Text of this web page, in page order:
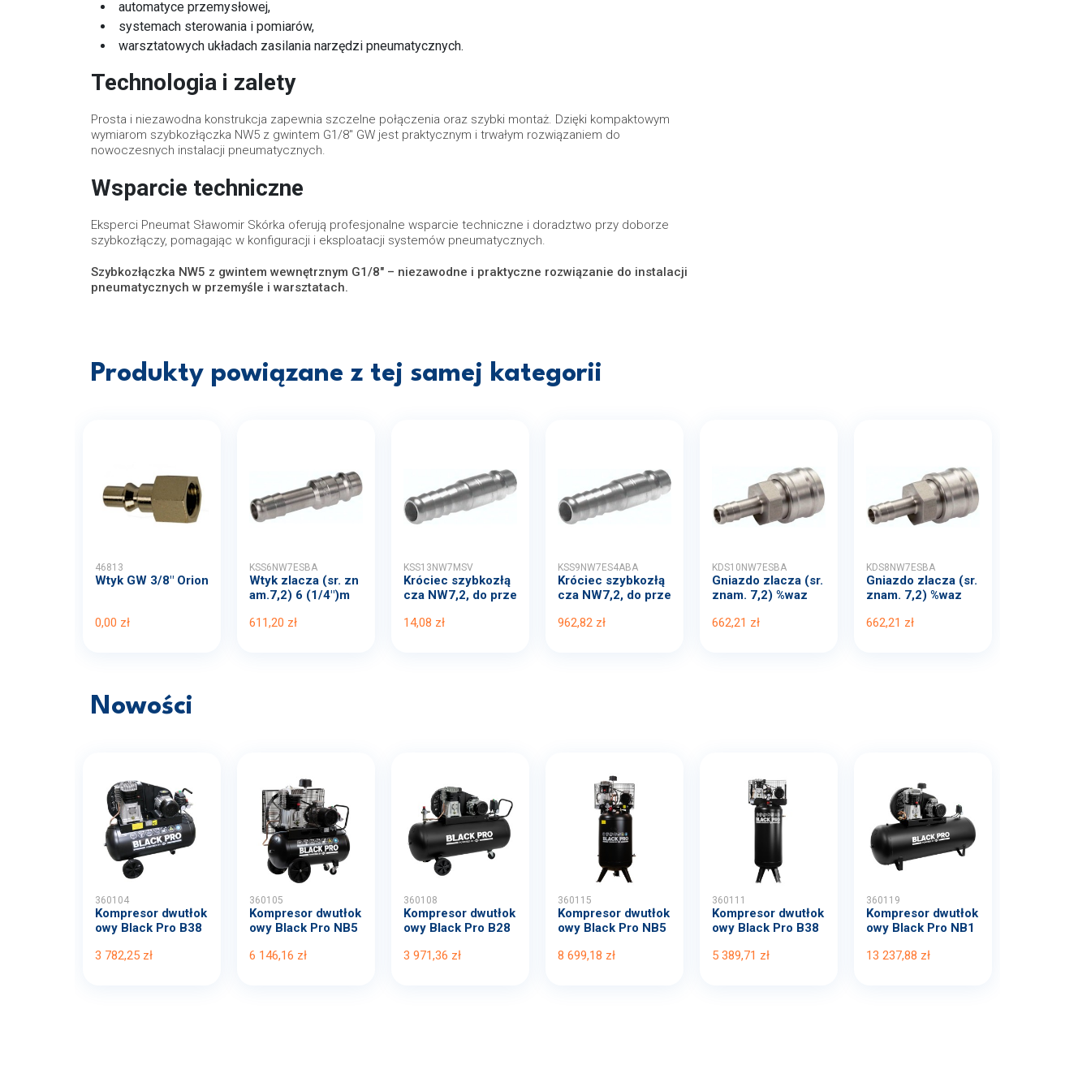
automatyce przemysłowej,
systemach sterowania i pomiarów,
warsztatowych układach zasilania narzędzi pneumatycznych.
Technologia i zalety
Prosta i niezawodna konstrukcja zapewnia szczelne połączenia oraz szybki montaż. Dzięki kompaktowym
wymiarom szybkozłączka NW5 z gwintem G1/8" GW jest praktycznym i trwałym rozwiązaniem do
nowoczesnych instalacji pneumatycznych.
Wsparcie techniczne
Eksperci Pneumat Sławomir Skórka oferują profesjonalne wsparcie techniczne i doradztwo przy doborze
szybkozłączy, pomagając w konfiguracji i eksploatacji systemów pneumatycznych.
Szybkozłączka NW5 z gwintem wewnętrznym G1/8" – niezawodne i praktyczne rozwiązanie do instalacji
pneumatycznych w przemyśle i warsztatach.
Produkty powiązane z tej samej kategorii
46813
Wtyk GW 3/8" Orion
0,00 zł
KSS6NW7ESBA
Wtyk zlacza (sr. zn
am.7,2) 6 (1/4")m
611,20 zł
KSS13NW7MSV
Króciec szybkozłą
cza NW7,2, do prze
14,08 zł
KSS9NW7ES4ABA
Króciec szybkozłą
cza NW7,2, do prze
962,82 zł
KDS10NW7ESBA
Gniazdo zlacza (sr.
znam. 7,2) %waz
662,21 zł
KDS8NW7ESBA
Gniazdo zlacza (sr.
znam. 7,2) %waz
662,21 zł
Nowości
360104
Kompresor dwutłok
owy Black Pro B38
3 782,25 zł
360105
Kompresor dwutłok
owy Black Pro NB5
6 146,16 zł
360108
Kompresor dwutłok
owy Black Pro B28
3 971,36 zł
360115
Kompresor dwutłok
owy Black Pro NB5
8 699,18 zł
360111
Kompresor dwutłok
owy Black Pro B38
5 389,71 zł
360119
Kompresor dwutłok
owy Black Pro NB1
13 237,88 zł